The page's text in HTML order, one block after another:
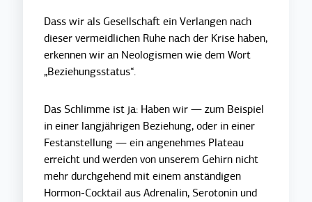
Dass wir als Gesellschaft ein Verlangen nach
dieser vermeidlichen Ruhe nach der Krise haben,
erkennen wir an Neologismen wie dem Wort
„Beziehungsstatus“.
Das Schlimme ist ja: Haben wir — zum Beispiel
in einer langjährigen Beziehung, oder in einer
Festanstellung — ein angenehmes Plateau
erreicht und werden von unserem Gehirn nicht
mehr durchgehend mit einem anständigen
Hormon-Cocktail aus Adrenalin, Serotonin und